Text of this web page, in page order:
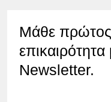
Μάθε πρώτος
Newsletter.